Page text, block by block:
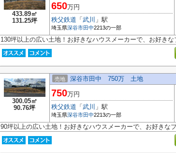
433.89㎡
131.25坪
650万円
秩父鉄道 「 武川 」駅
埼玉県深谷市田中2213の一部
130坪以上の広い土地！お好きなハウスメーカーで、お好き
300.05㎡
90.76坪
売地 深谷市田中 750万 土地
750万円
秩父鉄道 「 武川 」駅
埼玉県深谷市田中2213の一部
90坪以上の広い土地！お好きなハウスメーカーで、お好きな